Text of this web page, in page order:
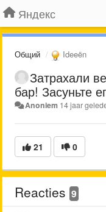
Яндекс
Общий Ideeën
Затрахали
бар! Засуньте
Anoniem 14 jaar
21 0
Reacties 9